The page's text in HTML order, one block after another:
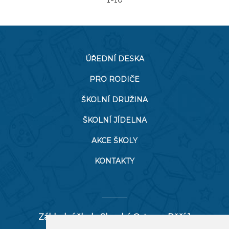
ÚŘEDNÍ DESKA
PRO RODIČE
ŠKOLNÍ DRUŽINA
ŠKOLNÍ JÍDELNA
AKCE ŠKOLY
KONTAKTY
Základní škola Slezská Ostrava, Pěší 1